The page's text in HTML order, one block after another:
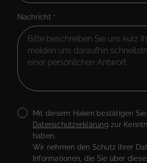
Nachricht *
Mit diesem Haken bestätigen
Datenschutzerklärung zur
haben.
Wir nehmen den Schutz Ihrer
Informationen, die Sie über